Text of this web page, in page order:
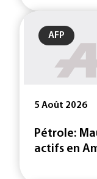
AFP
5 Août 2026
Pétrole:
actifs en